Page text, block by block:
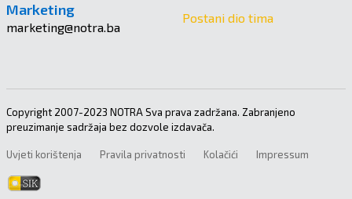
Marketing
marketing@notra.ba
Postani dio tima
Copyright 2007-2023 NOTRA Sva prava zadržana. Zabranjeno
preuzimanje sadržaja bez dozvole izdavača.
Uvjeti korištenja Pravila privatnosti Kolačići Impressum